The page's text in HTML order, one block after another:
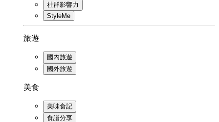
社群影響力
StyleMe
旅遊
國內旅遊
國外旅遊
美食
美味食記
食譜分享